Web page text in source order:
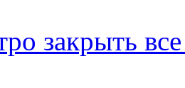
закрыть